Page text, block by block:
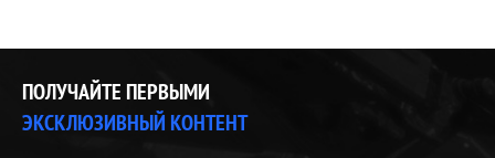
ПОЛУЧАЙТЕ ПЕРВЫМИ
ЭКСКЛЮЗИВНЫЙ КОНТЕНТ